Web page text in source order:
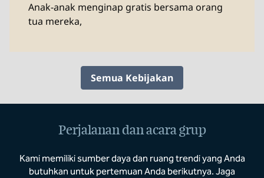
Anak-anak menginap gratis bersama orang
tua mereka,
Semua Kebijakan
Perjalanan dan acara grup
Kami memiliki sumber daya dan ruang trendi yang Anda
butuhkan untuk pertemuan Anda berikutnya. Jaga